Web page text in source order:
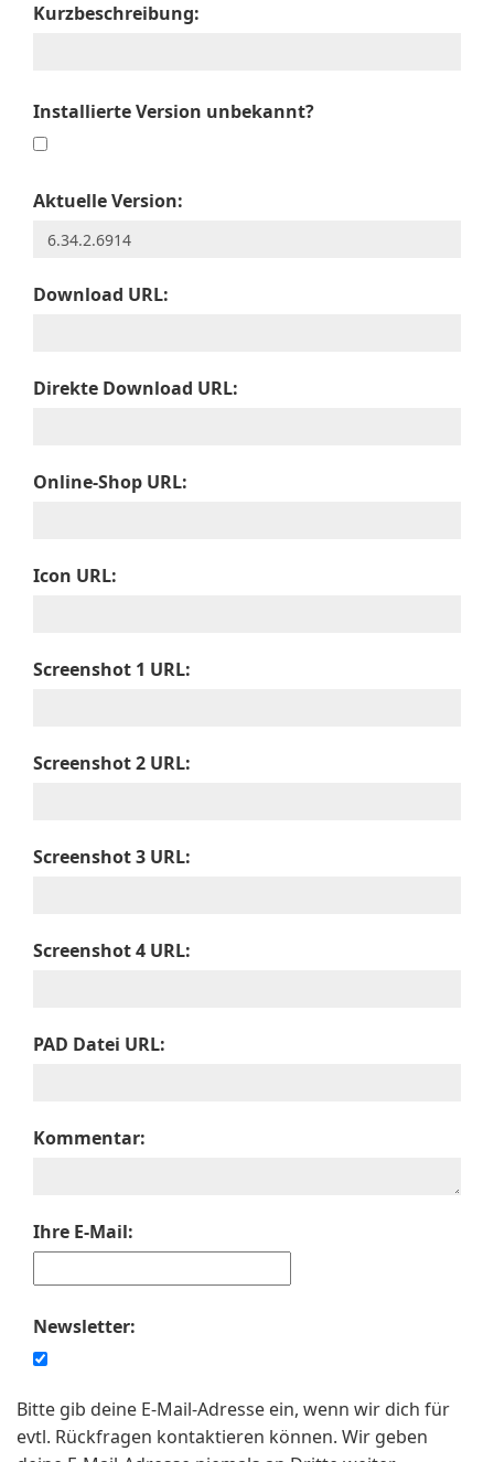
Kurzbeschreibung:
Installierte Version unbekannt?
Aktuelle Version:
Download URL:
Direkte Download URL:
Online-Shop URL:
Icon URL:
Screenshot 1 URL:
Screenshot 2 URL:
Screenshot 3 URL:
Screenshot 4 URL:
PAD Datei URL:
Kommentar:
Ihre E-Mail:
Newsletter:
Bitte gib deine E-Mail-Adresse ein, wenn wir dich für
evtl. Rückfragen kontaktieren können. Wir geben